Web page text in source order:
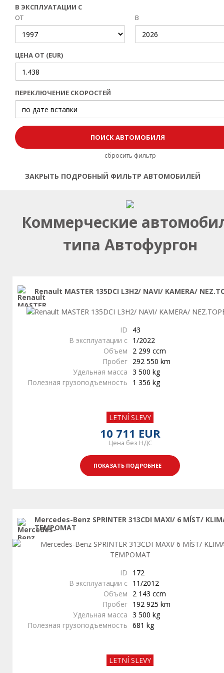
В ЭКСПЛУАТАЦИИ С
ОТ
В
ЦЕНА ОТ (EUR)
ПЕРЕКЛЮЧЕНИЕ СКОРОСТЕЙ
сбросить фильтр
ЗАКРЫТЬ ПОДРОБНЫЙ ФИЛЬТР АВТОМОБИЛЕЙ
Открыть | Закрыть фильтр
Коммерческие
типа Автофургон
Renault MASTER 135DCI L3H2/ NAVI/ KAMERA/
ID
43
В эксплуатации с 1/2022
Объем
2 299 ccm
Пробег 292 550 km
Удельная масса 3 500 kg
Полезная грузоподъемность
1 356 kg
LETNÍ SLEVY
10 711 EUR
Цена без НДС
ПОКАЗАТЬ ПОДРОБНЕЕ
Mercedes-Benz SPRINTER 313CDI MAXI/ 6 MÍST/
TEMPOMAT
ID
172
В эксплуатации с 11/2012
Объем
2 143 ccm
Пробег 192 925 km
Удельная масса 3 500 kg
Полезная грузоподъемность 681 kg
LETNÍ SLEVY